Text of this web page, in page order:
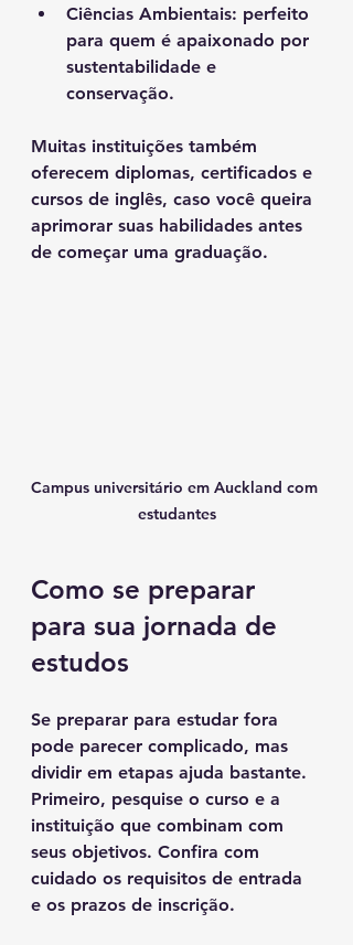
Ciências Ambientais: perfeito
para quem é apaixonado por
sustentabilidade e
conservação.
Muitas instituições também
oferecem diplomas, certificados e
cursos de inglês, caso você queira
aprimorar suas habilidades antes
de começar uma graduação.
Campus universitário em Auckland com
estudantes
Como se preparar
para sua jornada de
estudos
Se preparar para estudar fora
pode parecer complicado, mas
dividir em etapas ajuda bastante.
Primeiro, pesquise o curso e a
instituição que combinam com
seus objetivos. Confira com
cuidado os requisitos de entrada
e os prazos de inscrição.